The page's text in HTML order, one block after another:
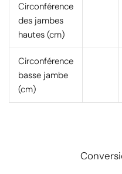
Circonférence
des jambes
hautes (cm)
Circonférence
basse jambe
(cm)